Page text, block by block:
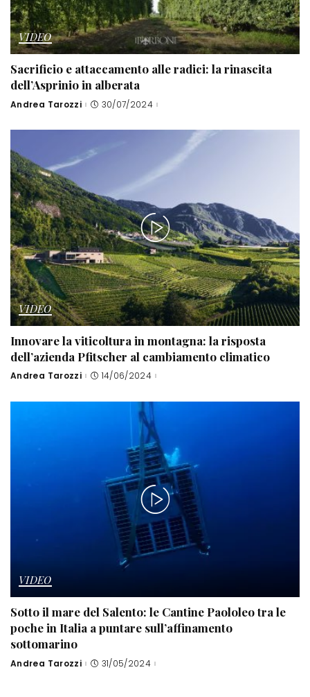
VIDEO
Sacrificio e attaccamento alle radici: la rinascita
dell’Asprinio in alberata
Posted
Andrea Tarozzi 30/07/2024
VIDEO
Innovare la viticoltura in montagna: la risposta
dell’azienda Pfitscher al cambiamento climatico
Posted
Andrea Tarozzi 14/06/2024
VIDEO
Sotto il mare del Salento: le Cantine Paololeo tra le
poche in Italia a puntare sull’affinamento
sottomarino
Posted
Andrea Tarozzi 31/05/2024